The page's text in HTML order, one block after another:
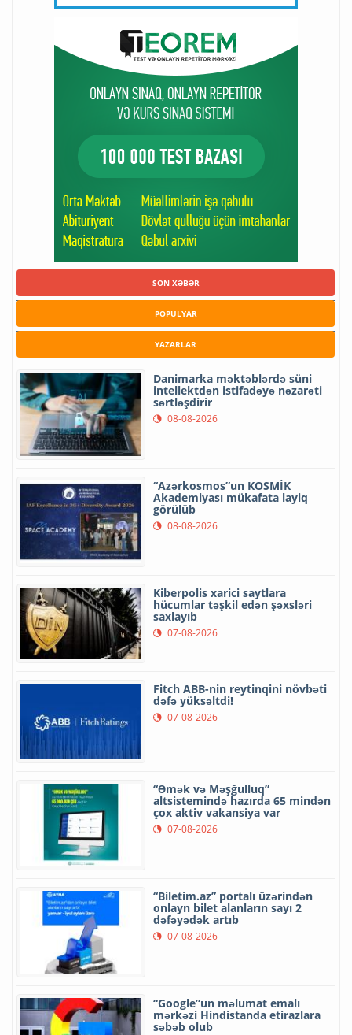
SON XƏBƏR
POPULYAR
YAZARLAR
Danimarka məktəblərdə süni
intellektdən istifadəyə nəzarəti
sərtləşdirir
08-08-2026
“Azərkosmos”un KOSMİK
Akademiyası mükafata layiq
görülüb
08-08-2026
Kiberpolis xarici saytlara
hücumlar təşkil edən şəxsləri
saxlayıb
07-08-2026
Fitch ABB-nin reytinqini növbəti
dəfə yüksəltdi!
07-08-2026
“Əmək və Məşğulluq”
altsistemində hazırda 65 mindən
çox aktiv vakansiya var
07-08-2026
“Biletim.az” portalı üzərindən
onlayn bilet alanların sayı 2
dəfəyədək artıb
07-08-2026
“Google”un məlumat emalı
mərkəzi Hindistanda etirazlara
səbəb olub